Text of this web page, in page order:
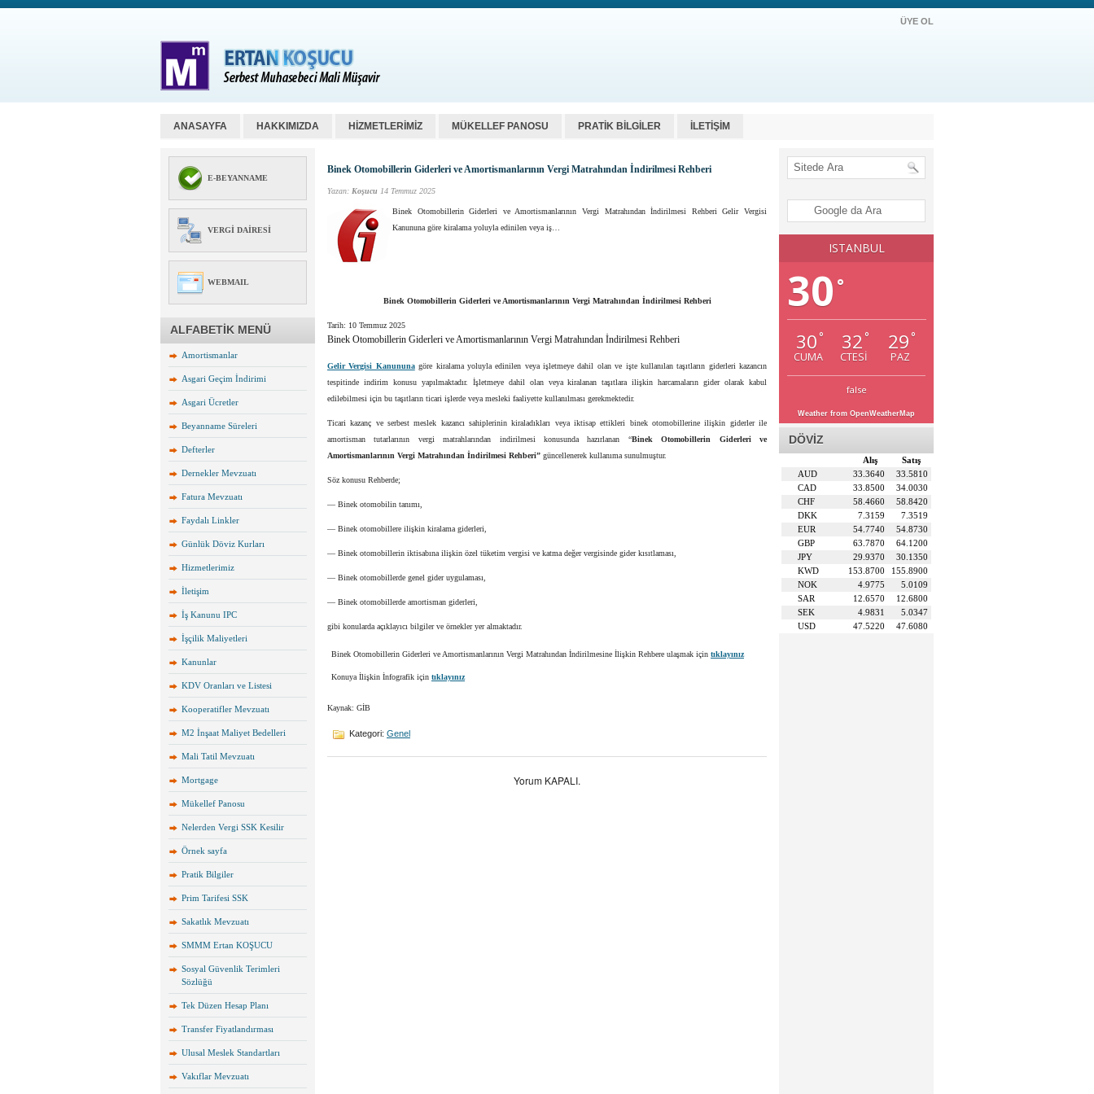
ÜYE OL
ANASAYFA HAKKIMIZDA HİZMETLERİMİZ MÜKELLEF PANOSU PRATİK BİLGİLER İLETİŞİM
E-BEYANNAME
VERGI DAIRESI
WEBMAIL
ALFABETİK MENÜ
Amortismanlar
Asgari Geçim İndirimi
Asgari Ücretler
Beyanname Süreleri
Defterler
Dernekler Mevzuatı
Fatura Mevzuatı
Faydalı Linkler
Günlük Döviz Kurları
Hizmetlerimiz
İletişim
İş Kanunu IPC
İşçilik Maliyetleri
Kanunlar
KDV Oranları ve Listesi
Kooperatifler Mevzuatı
M2 İnşaat Maliyet Bedelleri
Mali Tatil Mevzuatı
Mortgage
Mükellef Panosu
Nelerden Vergi SSK Kesilir
Örnek sayfa
Pratik Bilgiler
Prim Tarifesi SSK
Sakatlık Mevzuatı
SMMM Ertan KOŞUCU
Sosyal Güvenlik Terimleri
Sözlüğü
Tek Düzen Hesap Planı
Transfer Fiyatlandırması
Ulusal Meslek Standartları
Vakıflar Mevzuatı
Binek Otomobillerin Giderleri ve Amortismanlarının Vergi Matrahından İndirilmesi Rehberi
Yazan: Koşucu 14 Temmuz 2025
Binek Otomobillerin Giderleri ve Amortismanlarının Vergi Matrahından İndirilmesi Rehberi Gelir Vergisi
Kanununa göre kiralama yoluyla edinilen veya iş…
Binek Otomobillerin Giderleri ve Amortismanlarının Vergi Matrahından İndirilmesi Rehberi
Tarih: 10 Temmuz 2025
Binek Otomobillerin Giderleri ve Amortismanlarının Vergi Matrahından İndirilmesi Rehberi
Gelir Vergisi Kanununagöre kiralama yoluyla edinilen veya işletmeye dahil olan ve işte kullanılan taşıtların giderleri kazancın
tespitinde indirim konusu yapılmaktadır. İşletmeye dahil olan veya kiralanan taşıtlara ilişkin harcamaların gider olarak kabul
edilebilmesi için bu taşıtların ticari işlerde veya mesleki faaliyette kullanılması gerekmektedir.
Ticari kazanç ve serbest meslek kazancı sahiplerinin kiraladıkları veya iktisap ettikleri binek otomobillerine ilişkin giderler ile
amortisman tutarlarının vergi matrahlarından indirilmesi konusunda hazırlanan “Binek Otomobillerin Giderleri ve
Amortismanlarının Vergi Matrahından İndirilmesi Rehberi” güncellenerek kullanıma sunulmuştur.
Söz konusu Rehberde;
— Binek otomobilin tanımı,
— Binek otomobillere ilişkin kiralama giderleri,
— Binek otomobillerin iktisabına ilişkin özel tüketim vergisi ve katma değer vergisinde gider kısıtlaması,
— Binek otomobillerde genel gider uygulaması,
— Binek otomobillerde amortisman giderleri,
gibi konularda açıklayıcı bilgiler ve örnekler yer almaktadır.
Binek Otomobillerin Giderleri ve Amortismanlarının Vergi Matrahından İndirilmesine İlişkin Rehbere ulaşmak için tıklayınız
Konuya İlişkin İnfografik için tıklayınız
Kaynak: GİB
Kategori: Genel
Yorum KAPALI.
ISTANBUL
30 °
30 °
CUMA
32 °
CTESI
29 °
PAZ
false
Weather from OpenWeatherMap
DÖVİZ
Satış
Alış
AUD
33.5810
33.3640
CAD
34.0030
33.8500
CHF
58.8420
58.4660
DKK
7.3519
7.3159
EUR
54.8730
54.7740
GBP
64.1200
63.7870
JPY
30.1350
29.9370
KWD
155.8900
153.8700
NOK
5.0109
4.9775
SAR
12.6800
12.6570
SEK
5.0347
4.9831
USD
47.6080
47.5220